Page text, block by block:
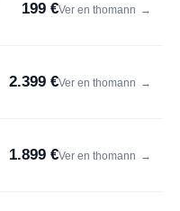
199 €Ver en thomann →
2.399 €Ver en thomann →
1.899 €Ver en thomann →